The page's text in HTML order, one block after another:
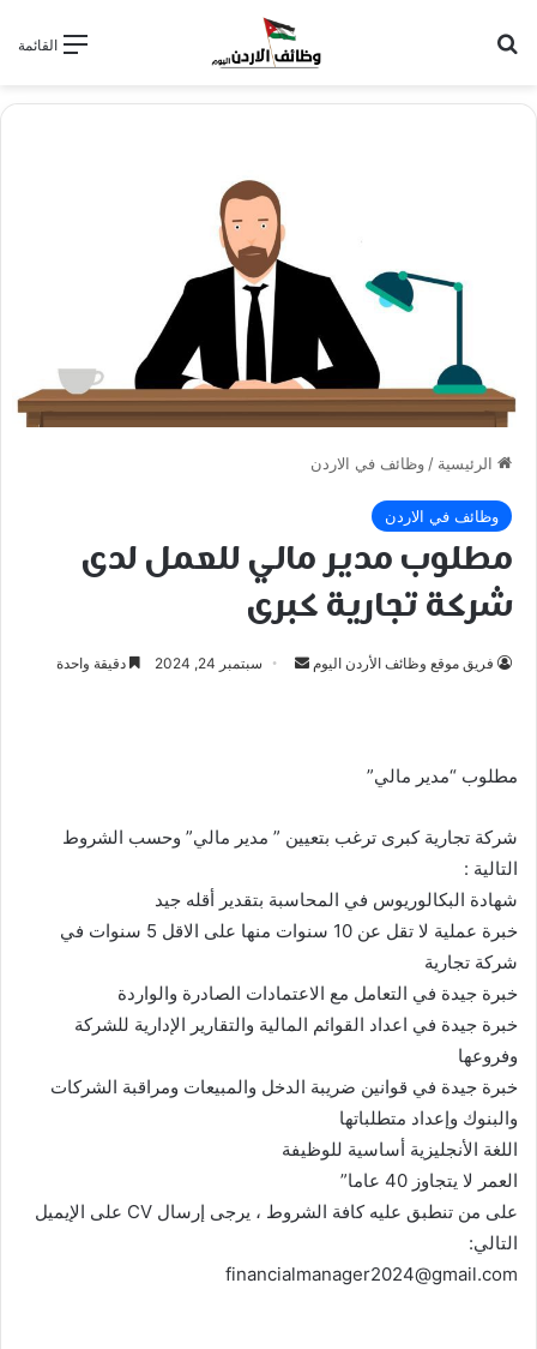
القائمة
الرئيسية / وظائف في الاردن
وظائف في الاردن
مطلوب مدير مالي للعمل لدى
شركة تجارية كبرى
فريق موقع وظائف الأردن اليوم
أرسل سبتمبر 24, 2024 دقيقة واحدة
مطلوب “مدير مالي”
شركة تجارية كبرى ترغب بتعيين ” مدير مالي” وحسب الشروط
التالية :
شهادة البكالوريوس في المحاسبة بتقدير أقله جيد
خبرة عملية لا تقل عن 10 سنوات منها على الاقل 5 سنوات في
شركة تجارية
خبرة جيدة في التعامل مع الاعتمادات الصادرة والواردة
خبرة جيدة في اعداد القوائم المالية والتقارير الإدارية للشركة
وفروعها
خبرة جيدة في قوانين ضريبة الدخل والمبيعات ومراقبة الشركات
والبنوك وإعداد متطلباتها
اللغة الأنجليزية أساسية للوظيفة
العمر لا يتجاوز 40 عاما”
على من تنطبق عليه كافة الشروط ، يرجى إرسال CV على الإيميل
التالي:
financialmanager2024@gmail.com